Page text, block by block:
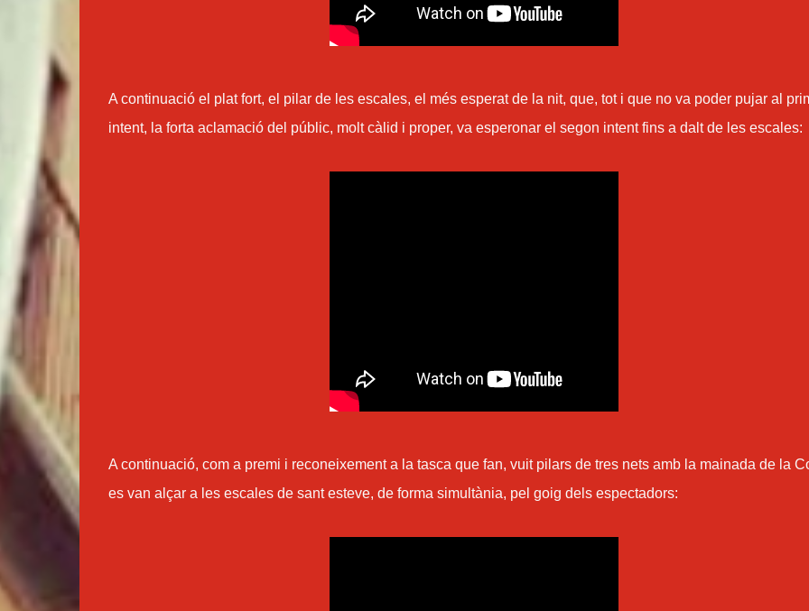
A continuació el plat fort, el pilar de les escales, el més esperat de la nit, que, tot i que no va poder pujar al
intent, la forta aclamació del públic, molt càlid i proper, va esperonar el segon intent fins a dalt de les escales:
A continuació, com a premi i reconeixement a la tasca que fan, vuit pilars de tres nets amb la mainada de la
es van alçar a les escales de sant esteve, de forma simultània, pel goig dels espectadors: